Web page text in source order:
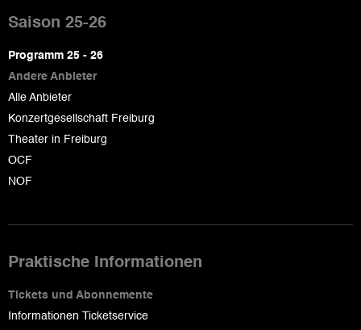
de
page
Saison 25-26
Programm 25 - 26
Andere Anbieter
Alle Anbieter
Konzertgesellschaft Freiburg
Theater in Freiburg
OCF
NOF
Praktische Informationen
Tickets und Abonnemente
Informationen Ticketservice